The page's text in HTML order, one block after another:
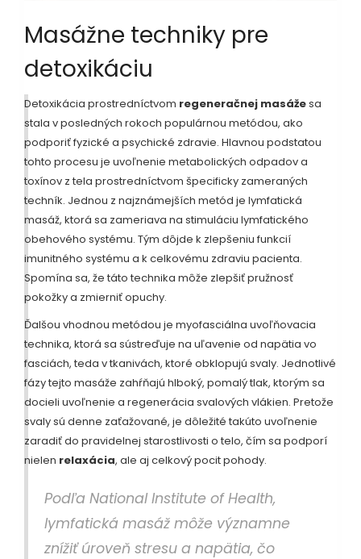
Masážne techniky pre
detoxikáciu
Detoxikácia prostredníctvom regeneračnej masážesa
stala v posledných rokoch populárnou metódou, ako
podporiť fyzické a psychické zdravie. Hlavnou podstatou
tohto procesu je uvoľnenie metabolických odpadov a
toxínov z tela prostredníctvom špecificky zameraných
techník. Jednou z najznámejších metód je lymfatická
masáž, ktorá sa zameriava na stimuláciu lymfatického
obehového systému. Tým dôjde k zlepšeniu funkcií
imunitného systému a k celkovému zdraviu pacienta.
Spomína sa, že táto technika môže zlepšiť pružnosť
pokožky a zmierniť opuchy.
Ďalšou vhodnou metódou je myofasciálna uvoľňovacia
technika, ktorá sa sústreďuje na uľavenie od napätia vo
fasciách, teda v tkanivách, ktoré obklopujú svaly. Jednotlivé
fázy tejto masáže zahŕňajú hlboký, pomalý tlak, ktorým sa
docieli uvoľnenie a regenerácia svalových vlákien. Pretože
svaly sú denne zaťažované, je dôležité takúto uvoľnenie
zaradiť do pravidelnej starostlivosti o telo, čím sa podporí
nielen relaxácia, ale aj celkový pocit pohody.
Podľa National Institute of Health,
lymfatická masáž môže významne
znížiť úroveň stresu a napätia, čo